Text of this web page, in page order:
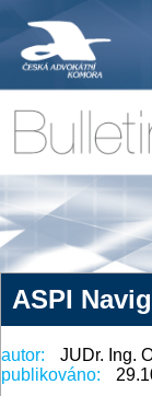
ASPI
autor:
JUDr. Ing.
publikováno: